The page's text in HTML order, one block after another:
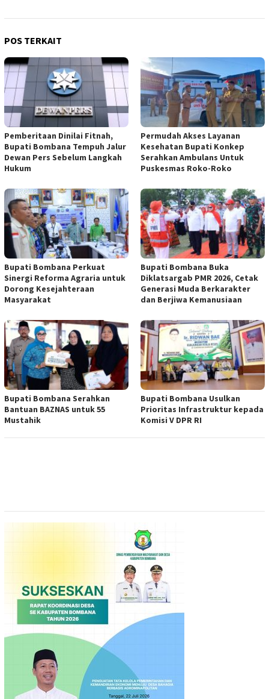
POS TERKAIT
Pemberitaan Dinilai Fitnah,
Bupati Bombana Tempuh Jalur
Dewan Pers Sebelum Langkah
Hukum
Permudah Akses Layanan
Kesehatan Bupati Konkep
Serahkan Ambulans Untuk
Puskesmas Roko-Roko
Bupati Bombana Perkuat
Sinergi Reforma Agraria untuk
Dorong Kesejahteraan
Masyarakat
Bupati Bombana Buka
Diklatsargab PMR 2026, Cetak
Generasi Muda Berkarakter
dan Berjiwa Kemanusiaan
Bupati Bombana Serahkan
Bantuan BAZNAS untuk 55
Mustahik
Bupati Bombana Usulkan
Prioritas Infrastruktur kepada
Komisi V DPR RI